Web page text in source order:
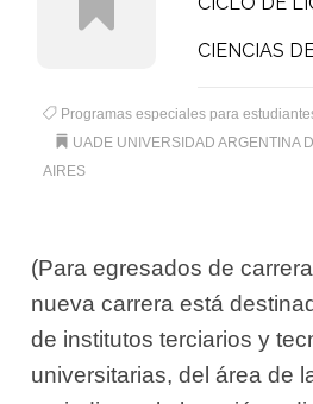
CIENCIAS
Programas especiales para
UADE UNIVERSIDAD ARGENTINA
AIRES
(Para egresados de
nueva carrera está
de institutos terciarios y
universitarias, del área de